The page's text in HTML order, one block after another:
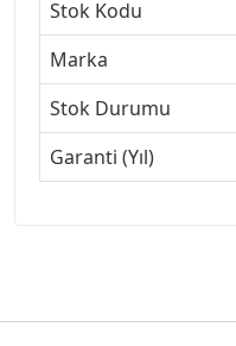
Stok Kodu
Marka
Stok Durumu
Garanti (Yıl)